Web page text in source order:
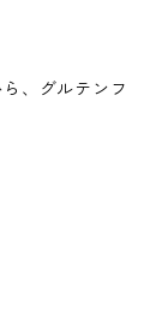
、グルテンフ